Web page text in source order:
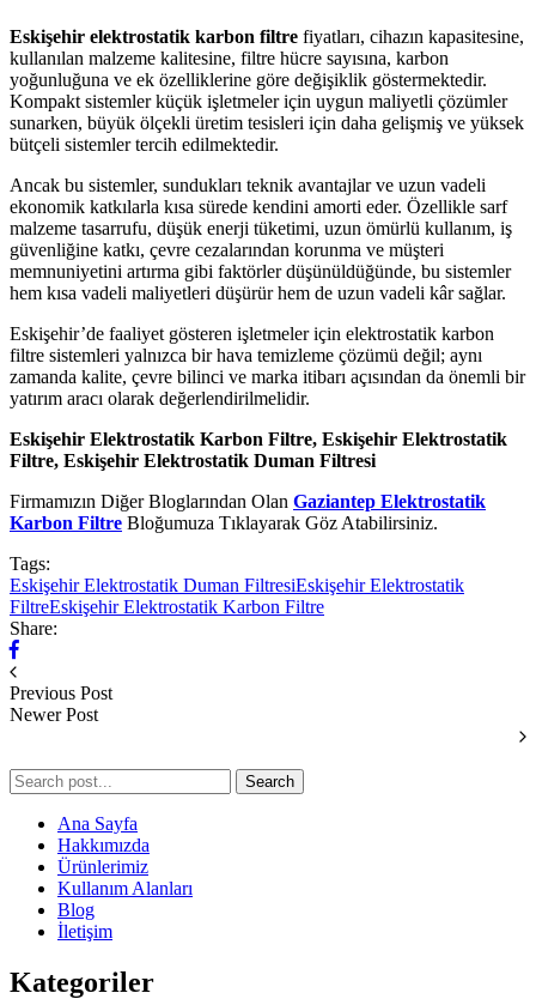
Eskişehir elektrostatik karbon filtre fiyatları, cihazın kapasitesine,
kullanılan malzeme kalitesine, filtre hücre sayısına, karbon
yoğunluğuna ve ek özelliklerine göre değişiklik göstermektedir.
Kompakt sistemler küçük işletmeler için uygun maliyetli çözümler
sunarken, büyük ölçekli üretim tesisleri için daha gelişmiş ve yüksek
bütçeli sistemler tercih edilmektedir.
Ancak bu sistemler, sundukları teknik avantajlar ve uzun vadeli
ekonomik katkılarla kısa sürede kendini amorti eder. Özellikle sarf
malzeme tasarrufu, düşük enerji tüketimi, uzun ömürlü kullanım, iş
güvenliğine katkı, çevre cezalarından korunma ve müşteri
memnuniyetini artırma gibi faktörler düşünüldüğünde, bu sistemler
hem kısa vadeli maliyetleri düşürür hem de uzun vadeli kâr sağlar.
Eskişehir’de faaliyet gösteren işletmeler için elektrostatik karbon
filtre sistemleri yalnızca bir hava temizleme çözümü değil; aynı
zamanda kalite, çevre bilinci ve marka itibarı açısından da önemli bir
yatırım aracı olarak değerlendirilmelidir.
Eskişehir Elektrostatik Karbon Filtre, Eskişehir Elektrostatik
Filtre, Eskişehir Elektrostatik Duman Filtresi
Firmamızın Diğer Bloglarından Olan Gaziantep Elektrostatik
Karbon Filtre Bloğumuza Tıklayarak Göz Atabilirsiniz.
Tags:
Eskişehir Elektrostatik Duman FiltresiEskişehir Elektrostatik
FiltreEskişehir Elektrostatik Karbon Filtre
Share:
Previous Post
Newer Post
Search
Ana Sayfa
Hakkımızda
Ürünlerimiz
Kullanım Alanları
Blog
İletişim
Kategoriler